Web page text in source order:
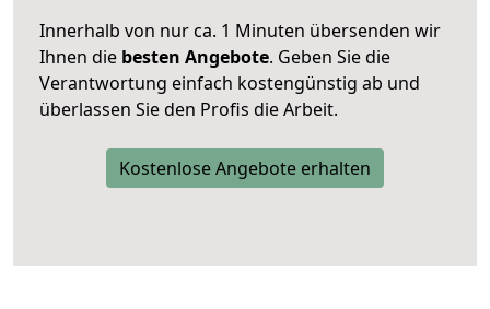
Innerhalb von nur ca. 1 Minuten übersenden wir
Ihnen die besten Angebote. Geben Sie die
Verantwortung einfach kostengünstig ab und
überlassen Sie den Profis die Arbeit.
Kostenlose Angebote erhalten